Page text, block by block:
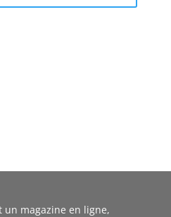
un magazine en ligne,